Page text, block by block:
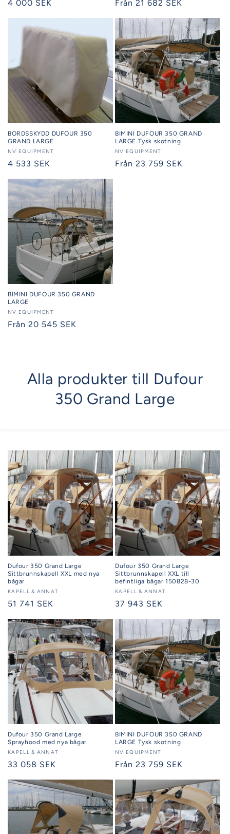
Ordinarie
4 000 SEK
Ordinarie
Från 21 682 SEK
BORDSSKYDD DUFOUR 350
GRAND LARGE
Säljare:
NV EQUIPMENT
Ordinarie
4 533 SEK
BIMINI DUFOUR 350 GRAND
LARGE Tysk skotning
Säljare:
NV EQUIPMENT
Ordinarie
Från 23 759 SEK
BIMINI DUFOUR 350 GRAND
LARGE
Säljare:
NV EQUIPMENT
Ordinarie
Från 20 545 SEK
Alla produkter till Dufour
350 Grand Large
Dufour 350 Grand Large
Sittbrunnskapell XXL med nya
bågar
Säljare:
KAPELL & ANNAT
Ordinarie
51 741 SEK
Dufour 350 Grand Large
Sittbrunnskapell XXL till
befintliga bågar 150828-30
Säljare:
KAPELL & ANNAT
Ordinarie
37 943 SEK
Dufour 350 Grand Large
Sprayhood med nya bågar
Säljare:
KAPELL & ANNAT
Ordinarie
33 058 SEK
BIMINI DUFOUR 350 GRAND
LARGE Tysk skotning
Säljare:
NV EQUIPMENT
Ordinarie
Från 23 759 SEK